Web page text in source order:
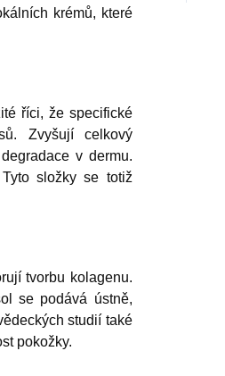
krémů, které
říci, že specifické
Zvyšují celkový
v dermu.
složky se totiž
tvorbu kolagenu.
se podává ústně,
studií také
pokožky.